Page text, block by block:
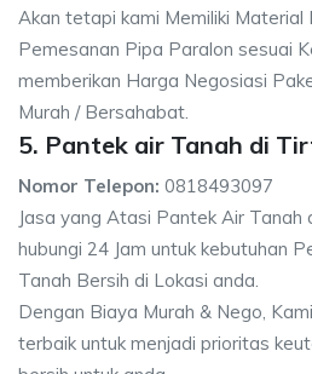
Akan tetapi kami Memiliki Material
Pemesanan Pipa Paralon sesuai
memberikan Harga Negosiasi
Murah / Bersahabat.
5. Pantek air Tanah di
Nomor Telepon: 0818493097
Jasa yang Atasi Pantek Air
hubungi 24 Jam untuk kebutuhan
Tanah Bersih di Lokasi anda.
Dengan Biaya Murah & Nego,
terbaik untuk menjadi prioritas